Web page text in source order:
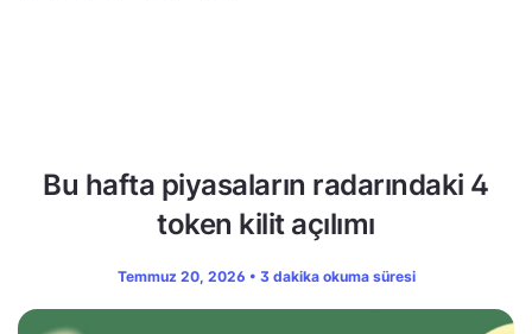
Bu hafta piyasaların radarındaki 4
token kilit açılımı
Temmuz 20, 2026 • 3 dakika okuma süresi